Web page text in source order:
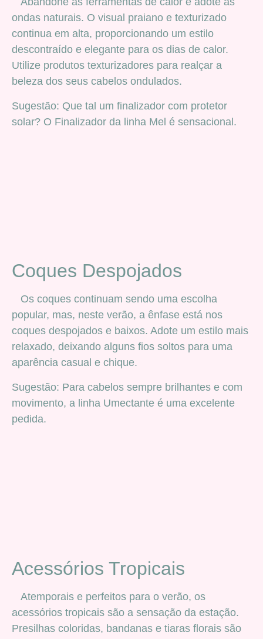
ondas naturais. O visual praiano e texturizado
continua em alta, proporcionando um estilo
descontraído e elegante para os dias de calor.
Utilize produtos texturizadores para realçar a
beleza dos seus cabelos ondulados.
Sugestão: Que tal um finalizador com protetor
solar? O Finalizador da linha Mel é sensacional.
Coques Despojados
Os coques continuam sendo uma escolha
popular, mas, neste verão, a ênfase está nos
coques despojados e baixos. Adote um estilo mais
relaxado, deixando alguns fios soltos para uma
aparência casual e chique.
Sugestão: Para cabelos sempre brilhantes e com
movimento, a linha Umectante é uma excelente
pedida.
Acessórios Tropicais
Atemporais e perfeitos para o verão, os
acessórios tropicais são a sensação da estação.
Presilhas coloridas, bandanas e tiaras florais são